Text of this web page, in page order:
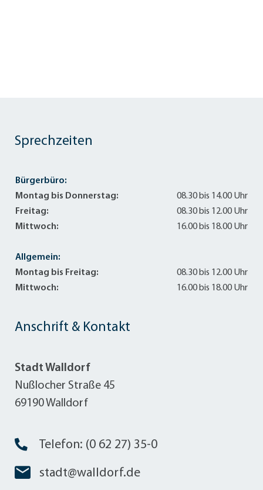
Anschrift & Kontakt
Stadt Walldorf
Nußlocher Straße 45
69190 Walldorf
Telefon: (0 62 27) 35-0
stadt@walldorf.de
Sprechzeiten
Bürgerbüro:
Montag bis Donnerstag:
08.30 bis 14.00 Uhr
Freitag:
08.30 bis 12.00 Uhr
Mittwoch:
16.00 bis 18.00 Uhr
Allgemein:
Montag bis Freitag:
08.30 bis 12.00 Uhr
Mittwoch:
16.00 bis 18.00 Uhr